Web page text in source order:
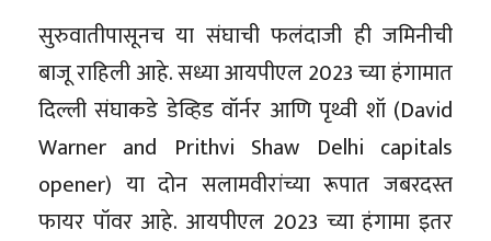
सुरुवातीपासूनच या संघाची फलंदाजी ही जमिनीची
बाजू राहिली आहे. सध्या आयपीएल 2023 च्या हंगामात
दिल्ली संघाकडे डेव्हिड वॉर्नर आणि पृथ्वी शॉ (David
Warner and Prithvi Shaw Delhi capitals
opener) या दोन सलामवीरांच्या रूपात जबरदस्त
फायर पॉवर आहे. आयपीएल 2023 च्या हंगामा इतर